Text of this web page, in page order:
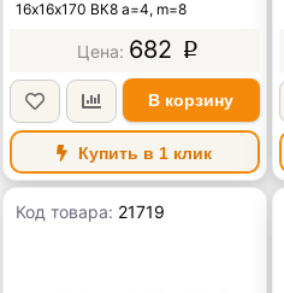
16х16х170 ВК8 а=4, m=8
682 p
В корзину
Купить в 1 клик
Код товара: 21719